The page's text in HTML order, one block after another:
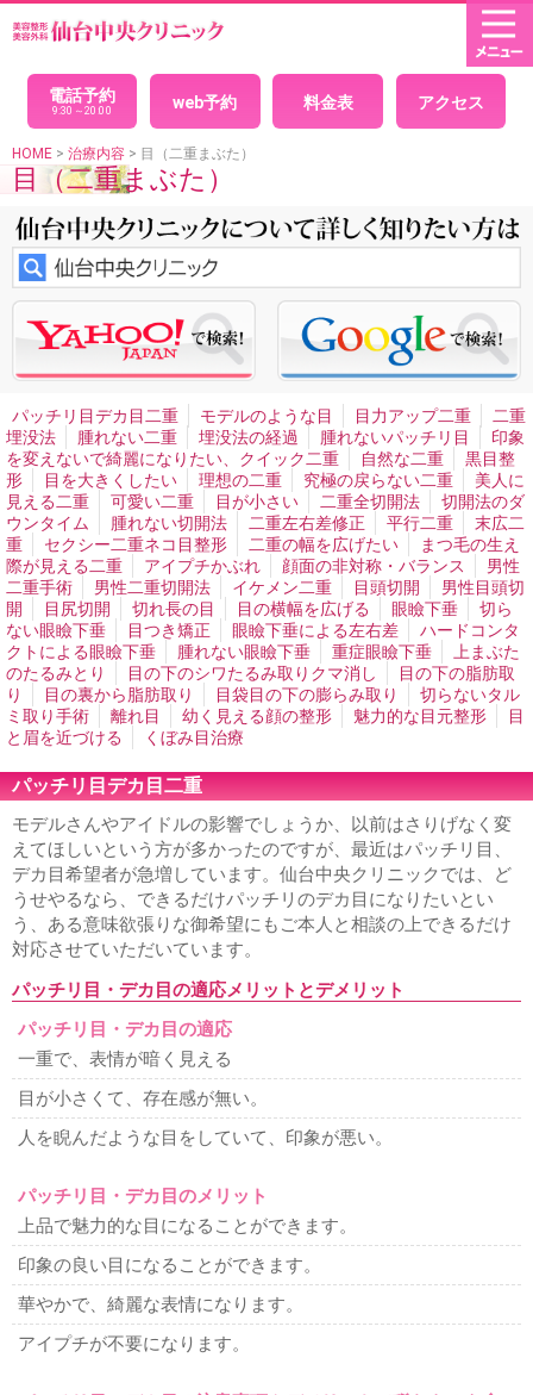
HOME
× 閉じる
パッチリ目デカ目二重
二重埋没法
腫れない二重 埋没法の経過
腫れないパッチ
リ目
印象を変えないで綺麗になりたい、クイック二重
自
然な二重
黒目整形 目を大きくしたい
の戻らない二重
美人に見える二重
い
二重全切開法 切開法のダウンタイム
二重左右差修正
平行二重 末広二重
セクシー二重ネコ目
整形
二重の幅を広げたい
まつ毛の生え際が見える二重
アイプチかぶれ
顔面の非対称・バランス
男性二重切開法
イケメン二重
目尻切開
切れ長の目 目の横幅を広げる 眼瞼下垂
切ら
ない眼瞼下垂
目つき矯正 眼瞼下垂による左右差
ハード
コンタクトによる眼瞼下垂
腫れない眼瞼下垂
重症眼瞼下
上まぶたのたるみとり
目の下のシワたるみ取りクマ消
膨らみ取り
切らないタルミ取り手術 離れ目
幼く見える
顔の整形
魅力的な目元整形 目と眉を近づける
くぼみ目
治療
プチ整形
目の下ヒアルロン酸注入
目の周りのシワ
涙袋形成、涙堂
形成
法令線ヒアルロン酸注入 口周りのシワ取り
口角ヒ
アルロン酸注入
上唇のシワ取りヒアルロン酸注入
エラ小
顔注射
小顔になりたい 鼻ヒアルロン酸注入
男性の隆鼻
ヒアルロン酸
顎ヒアルロン酸注入
ホホの窪みヒアルロン
酸注入
男性シワ取り 歯茎が見える
鼻、あご、唇
隆鼻、鼻プロテーゼ
鼻筋を通す
鼻の穴を見えなくする
鼻の穴が大きい
小鼻縮小・鼻幅縮小
鼻尖縮小・鼻尖形成
鼻を小さくする
鼻が横に広がっている
お勧め鼻整形
鼻中隔延長
整える整形
あごプロテーゼ、あご形成術 顎がない
顎の
ラインを出す
割れアゴ修正 アゴ梅干し あご削り
顎の
短縮・短くしたい
輪郭形成 顔が長い・面長
顎が出てい
る
下顎の突出 顎が大きい しゃくれ顔の修正
下顔面・
中顔面の短縮
エラ削り・エラ骨切り エラが大きい
エラ
を小さくしたい
顔が大きい 口元をハッキリさせたい
口
唇縮小
たらこ唇 ぽってり唇 アヒル口 ガミースマイル
フェイスリフト
ネックリフト 目元の若返り
ゴルゴ線を
消したい
顔のたるみ
脂肪吸引
顔、首の脂肪吸引
ホホ、アゴの脂肪吸引
ャープに
顔痩せ・顔太り 二重顎を治したい
二の腕の脂
肪吸引
耳たぶが切れた
難易度の高い美容整形
カミングアウト整形
アイドル顔整形
フルカスタム整形
可愛くなりたい
綺麗になりたい
お任せ美容整形
整形シンデレラ 美人になりたい
電話予約
9:30～20:00 web予約 料金表 アクセス
HOME > 治療内容 > 目（二重まぶた）
目（二重まぶた）
パッチリ目デカ目二重 モデルのような目 目力アップ二重
二重
埋没法
腫れない二重 埋没法の経過 腫れないパッチリ目
印象
を変えないで綺麗になりたい、クイック二重
自然な二重
黒目整
形
目を大きくしたい 理想の二重 究極の戻らない二重
美人に
見える二重
可愛い二重 目が小さい 二重全切開法
切開法のダ
ウンタイム
腫れない切開法 二重左右差修正 平行二重
末広二
重
セクシー二重ネコ目整形 二重の幅を広げたい
まつ毛の生え
際が見える二重
アイプチかぶれ 顔面の非対称・バランス
男性
二重手術
男性二重切開法 イケメン二重 目頭切開
男性目頭切
開
目尻切開 切れ長の目 目の横幅を広げる 眼瞼下垂
切ら
ない眼瞼下垂
目つき矯正 眼瞼下垂による左右差
ハードコンタ
クトによる眼瞼下垂
腫れない眼瞼下垂 重症眼瞼下垂
上まぶた
のたるみとり
目の下のシワたるみ取りクマ消し
目の下の脂肪取
り
目の裏から脂肪取り 目袋目の下の膨らみ取り
切らないタル
ミ取り手術
離れ目 幼く見える顔の整形 魅力的な目元整形
目
と眉を近づける
くぼみ目治療
パッチリ目デカ目二重
モデルさんやアイドルの影響でしょうか、以前はさりげなく変
えてほしいという方が多かったのですが、最近はパッチリ目、
デカ目希望者が急増しています。仙台中央クリニックでは、ど
うせやるなら、できるだけパッチリのデカ目になりたいとい
う、ある意味欲張りな御希望にもご本人と相談の上できるだけ
対応させていただいています。
パッチリ目・デカ目の適応メリットとデメリット
パッチリ目・デカ目の適応
一重で、表情が暗く見える
目が小さくて、存在感が無い。
人を睨んだような目をしていて、印象が悪い。
パッチリ目・デカ目のメリット
上品で魅力的な目になることができます。
印象の良い目になることができます。
華やかで、綺麗な表情になります。
アイプチが不要になります。